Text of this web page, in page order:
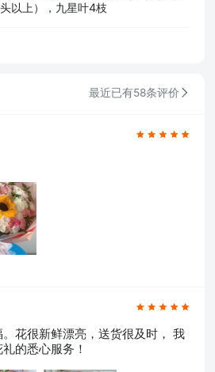
以上），九星叶4枝
最近已有58条评价
花很新鲜漂亮，送货很及时， 我
的悉心服务！